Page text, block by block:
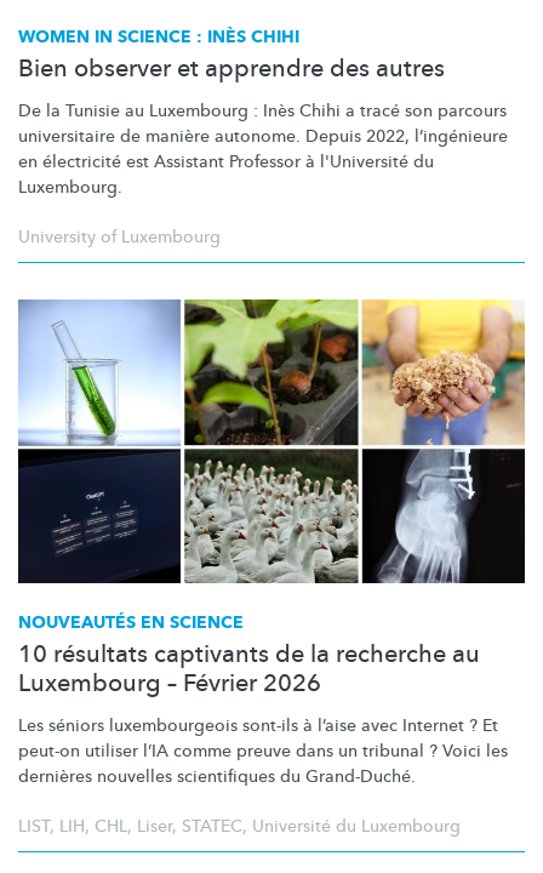
WOMEN IN SCIENCE : INÈS CHIHI
Bien observer et apprendre des autres
De la Tunisie au Luxembourg : Inès Chihi a tracé son parcours
universitaire de manière autonome. Depuis 2022, l’ingénieure
en électricité est Assistant Professor à l'Université du
Luxembourg.
University of Luxembourg
NOUVEAUTÉS EN SCIENCE
10 résultats captivants de la recherche au
Luxembourg – Février 2026
Les séniors luxembourgeois sont-ils à l’aise avec Internet ? Et
peut-on utiliser l’IA comme preuve dans un tribunal ? Voici les
dernières nouvelles scientifiques du Grand-Duché.
LIST, LIH, CHL, Liser, STATEC, Université du Luxembourg